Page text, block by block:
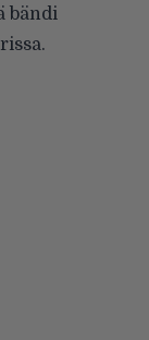
bändi